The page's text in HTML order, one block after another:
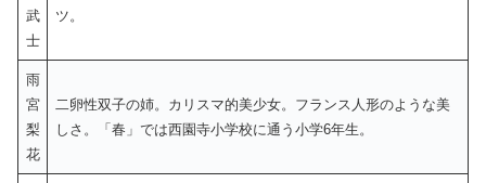
武
士
ツ。
雨
宮
梨
花
二卵性双子の姉。カリスマ的美少女。フランス人形のような美
しさ。「春」では西園寺小学校に通う小学6年生。